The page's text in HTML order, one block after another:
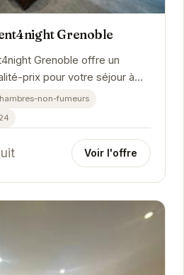
Grenoble
Grenoble offre un
prix pour votre séjour à
de 8/10 basée sur 890...
non-fumeurs
Voir l'offre